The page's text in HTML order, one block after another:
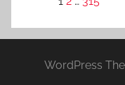
WordPress